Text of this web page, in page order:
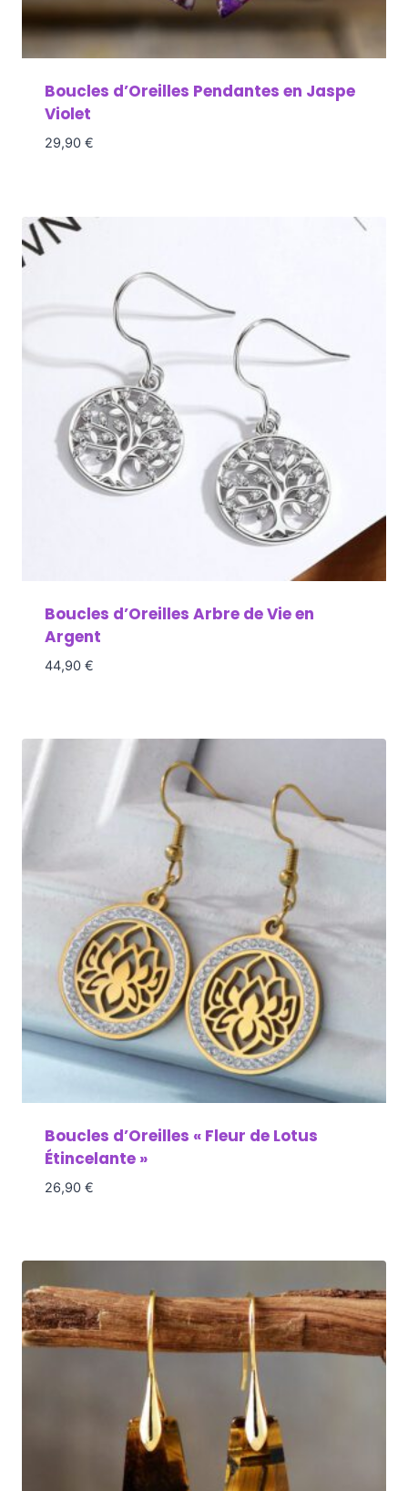
Boucles d’Oreilles Pendantes en Jaspe
Violet
29,90 €
Boucles d’Oreilles Arbre de Vie en
Argent
44,90 €
Boucles d’Oreilles « Fleur de Lotus
Étincelante »
26,90 €